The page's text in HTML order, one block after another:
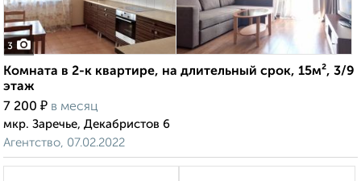
3
Комната в 2-к квартире, на длительный срок, 15м², 3/9
этаж
7 200 ₽ в месяц
мкр. Заречье, Декабристов 6
Агентство, 07.02.2022